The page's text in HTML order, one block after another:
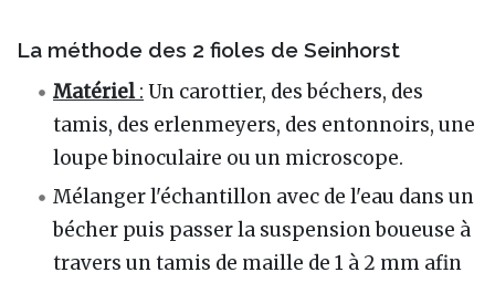
La méthode des 2 fioles de Seinhorst
Matériel: Un carottier, des béchers, des
tamis, des erlenmeyers, des entonnoirs, une
loupe binoculaire ou un microscope.
Mélanger l'échantillon avec de l'eau dans un
bécher puis passer la suspension boueuse à
travers un tamis de maille de 1 à 2 mm afin